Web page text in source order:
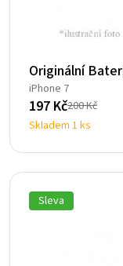
Originální
iPhone 7
200Kč
Původní
cena
byla:
200 Kč.
197 Kč
Aktuální
cena
je:
197 Kč.
Skladem 1 ks
Sleva